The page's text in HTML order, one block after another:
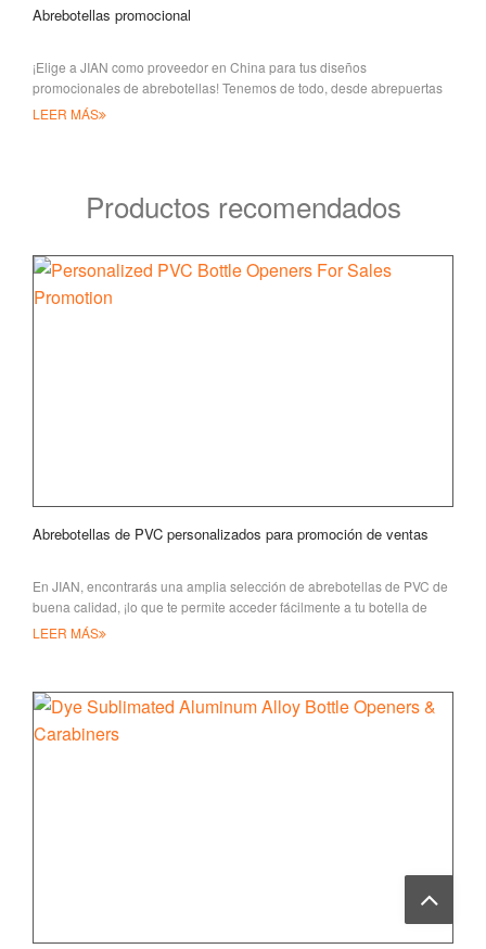
Abrebotellas promocional
¡Elige a JIAN como proveedor en China para tus diseños
promocionales de abrebotellas! Tenemos de todo, desde abrepuertas
de plástico ABS hasta blandas
LEER MÁS
Productos recomendados
Abrebotellas de PVC personalizados para promoción de ventas
En JIAN, encontrarás una amplia selección de abrebotellas de PVC de
buena calidad, ¡lo que te permite acceder fácilmente a tu botella de
bebida!
LEER MÁS